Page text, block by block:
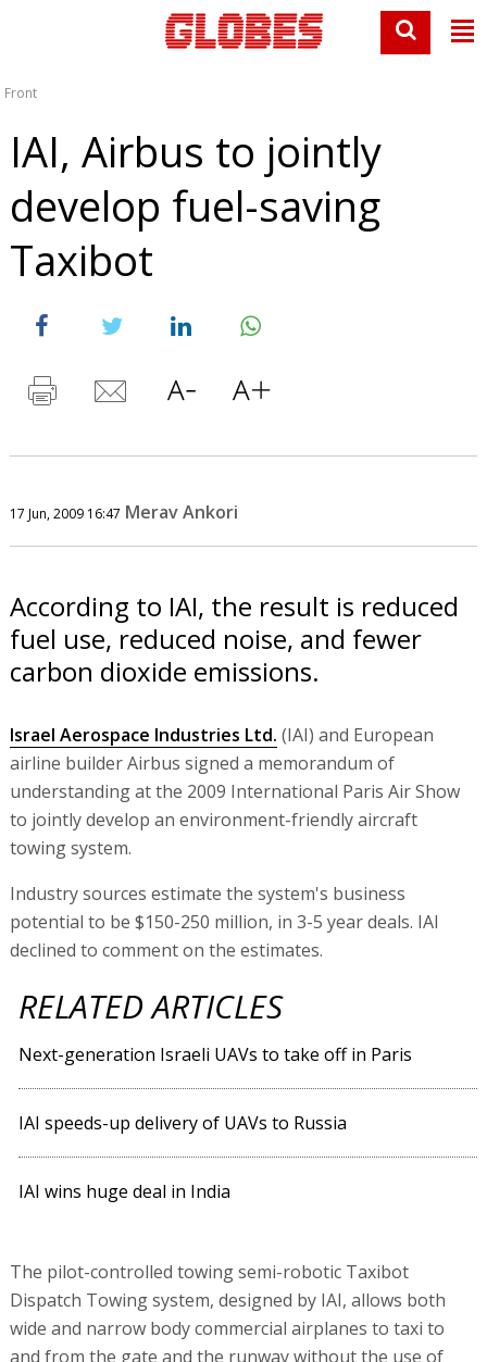
Front
IAI, Airbus to jointly
develop fuel-saving
Taxibot
17 Jun, 2009 16:47 Merav Ankori
According to IAI, the result is reduced
fuel use, reduced noise, and fewer
carbon dioxide emissions.
Israel Aerospace Industries Ltd. (IAI) and European
airline builder Airbus signed a memorandum of
understanding at the 2009 International Paris Air Show
to jointly develop an environment-friendly aircraft
towing system.
Industry sources estimate the system's business
potential to be $150-250 million, in 3-5 year deals. IAI
declined to comment on the estimates.
RELATED ARTICLES
Next-generation Israeli UAVs to take off in Paris
IAI speeds-up delivery of UAVs to Russia
IAI wins huge deal in India
The pilot-controlled towing semi-robotic Taxibot
Dispatch Towing system, designed by IAI, allows both
wide and narrow body commercial airplanes to taxi to
and from the gate and the runway without the use of